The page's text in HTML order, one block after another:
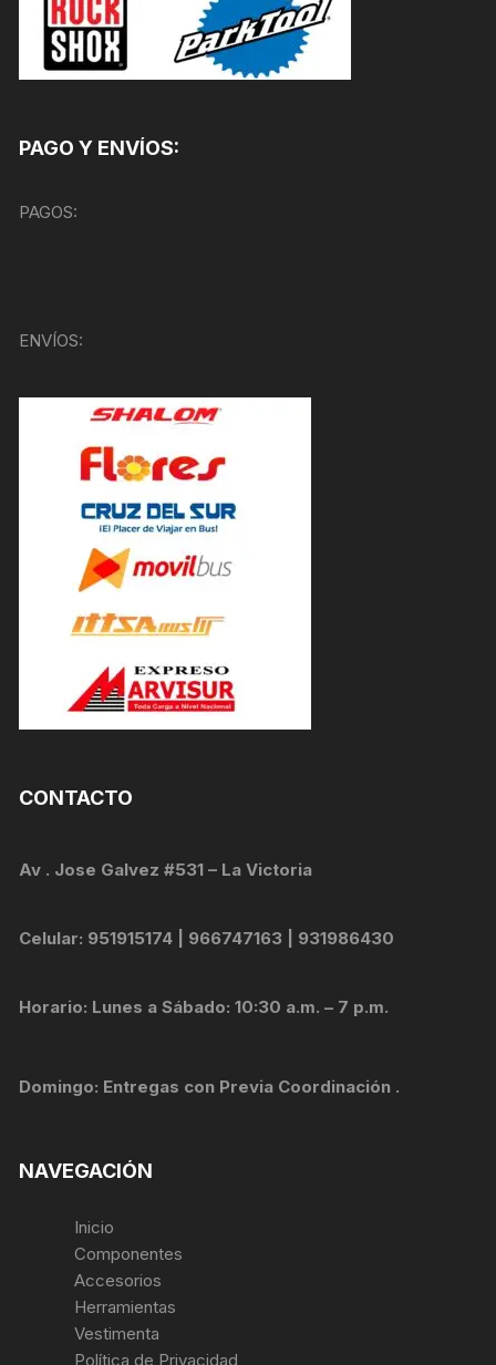
PAGO Y ENVÍOS:
PAGOS:
ENVÍOS:
CONTACTO
Av . Jose Galvez #531 – La Victoria
Celular: 951915174 | 966747163 | 931986430
Horario: Lunes a Sábado: 10:30 a.m. – 7 p.m.
Domingo: Entregas con Previa Coordinación .
NAVEGACIÓN
Inicio
Componentes
Accesorios
Herramientas
Vestimenta
Política de Privacidad